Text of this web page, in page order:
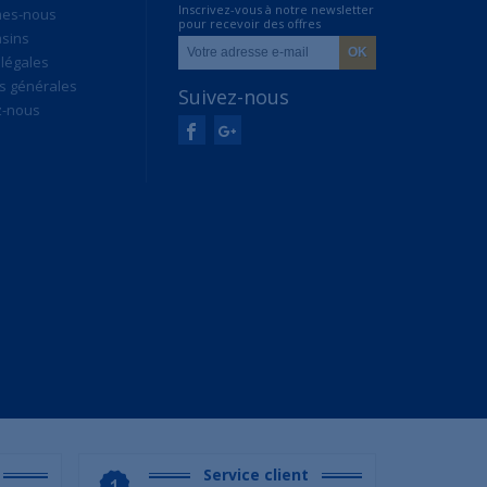
nous
générales
nous
Inscrivez-vous à notre newsletter
pour recevoir des offres
exclusives
Suivez-nous
Service client